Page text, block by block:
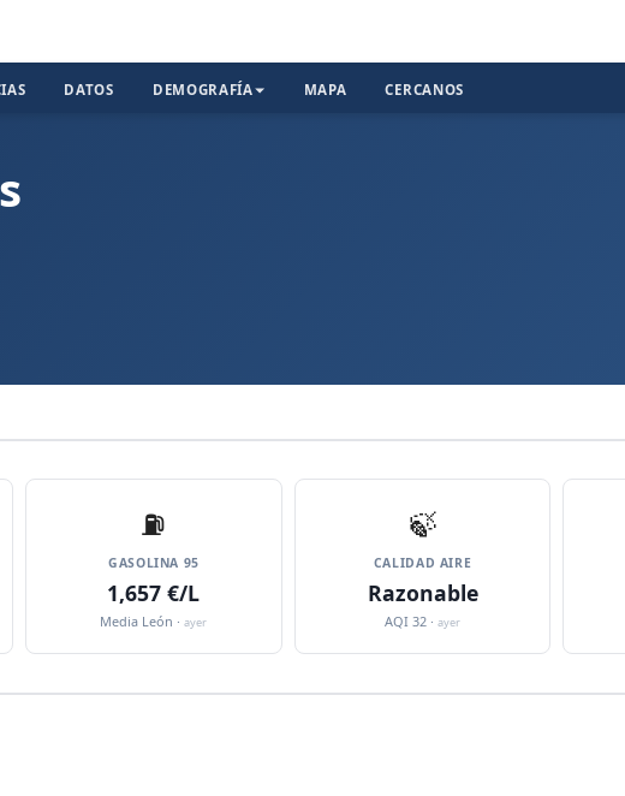
DATOS DEMOGRAFÍA MAPA CERCANOS
⛽️
GASOLINA 95
1,657 €/L
Media León ·ayer
🍃
CALIDAD AIRE
Razonable
AQI 32 ·ayer